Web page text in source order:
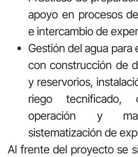
apoyo en procesos
e intercambio de
Gestión del agua para
con construcción de
y reservorios,
riego tecnificado,
operación y
sistematización de
Al frente del proyecto se